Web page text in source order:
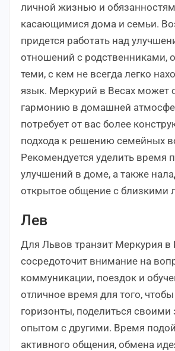
личной жизнью и
касающимися дома и семьи.
придется работать над
отношений с родственниками,
теми, с кем не всегда легко
язык. Меркурий в Весах может
гармонию в домашней
потребует от вас более
подхода к решению семейных
Рекомендуется уделить время
улучшений в доме, а также
открытое общение с близкими
Лев
Для Львов транзит Меркурия в
сосредоточит внимание на
коммуникации, поездок и
отличное время для того,
горизонты, поделиться своими
опытом с другими. Время
активного общения, обмена